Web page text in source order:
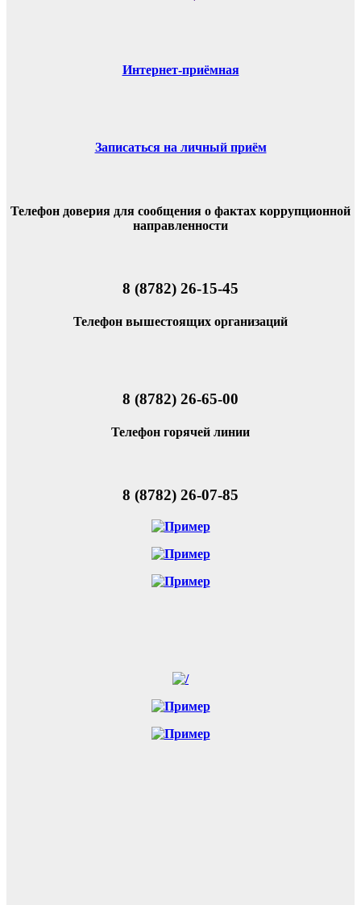
Интернет-приёмная
Записаться на личный приём
Телефон доверия для сообщения о фактах коррупционной
направленности
8 (8782) 26-15-45
Телефон вышестоящих организаций
8 (8782) 26-65-00
Телефон горячей линии
8 (8782) 26-07-85